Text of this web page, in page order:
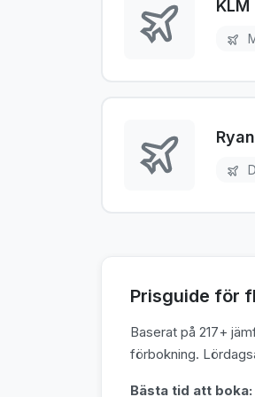
KLM
Prisguide för
Baserat på 217+
förbokning.
Bästa tid att boka: